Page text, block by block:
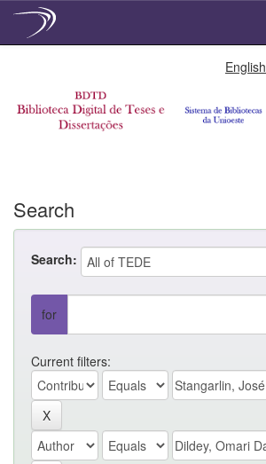
English
Search
Search:
for
Current filters: